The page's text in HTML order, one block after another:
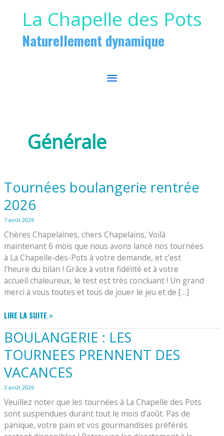
La Chapelle des Pots
Naturellement dynamique
MENU
Générale
Tournées boulangerie rentrée
2026
7 août 2026
Chères Chapelaines, chers Chapelains, Voilà
maintenant 6 mois que nous avons lancé nos tournées
à La Chapelle-des-Pots à votre demande, et c’est
l’heure du bilan ! Grâce à votre fidélité et à votre
accueil chaleureux, le test est très concluant ! Un grand
merci à vous toutes et tous de jouer le jeu et de […]
TOURNÉES
BOULANGERIE
RENTRÉE
2026
LIRE LA SUITE »
BOULANGERIE : LES
TOURNEES PRENNENT DES
VACANCES
3 août 2026
Veuillez noter que les tournées à La Chapelle des Pots
sont suspendues durant tout le mois d’août. ​Pas de
panique, votre pain et vos gourmandises préférés